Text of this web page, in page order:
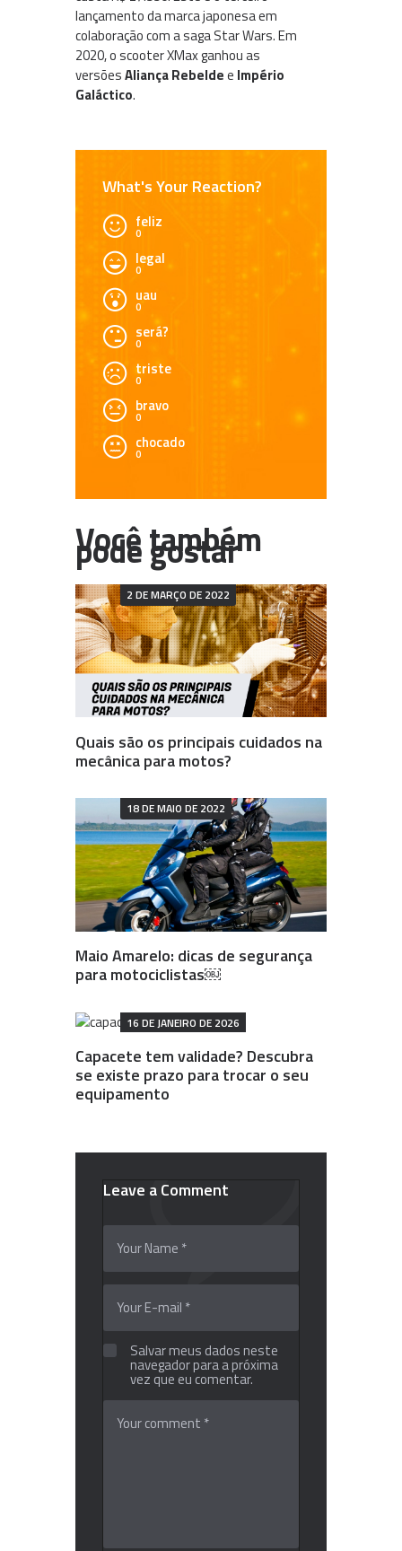
lançamento da marca japonesa em
colaboração com a saga Star Wars. Em
2020, o scooter XMax ganhou as
versõesAliança Rebeldee Império
Galáctico.
What's Your Reaction?
feliz
0
legal
0
uau
0
será?
0
triste
0
bravo
0
chocado
0
2 DE MARÇO DE 2022
Quais são os principais cuidados na
mecânica para motos?
18 DE MAIO DE 2022
Maio Amarelo: dicas de segurança
para motociclistas￼
16 DE JANEIRO DE 2026
Capacete tem validade? Descubra
se existe prazo para trocar o seu
equipamento
Leave a Comment
Salvar meus dados neste
navegador para a próxima
vez que eu comentar.